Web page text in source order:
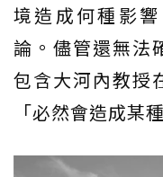
境造成何種影
論。儘管還無法
包含大河內教授
「必然會造成某